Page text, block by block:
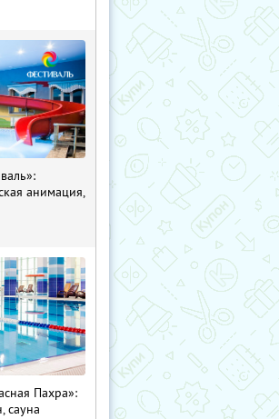
анимация,
Пахра»:
сауна